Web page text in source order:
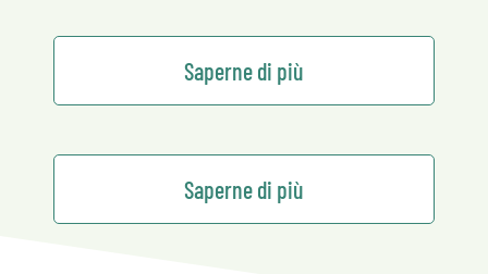
Saperne di più
Saperne di più